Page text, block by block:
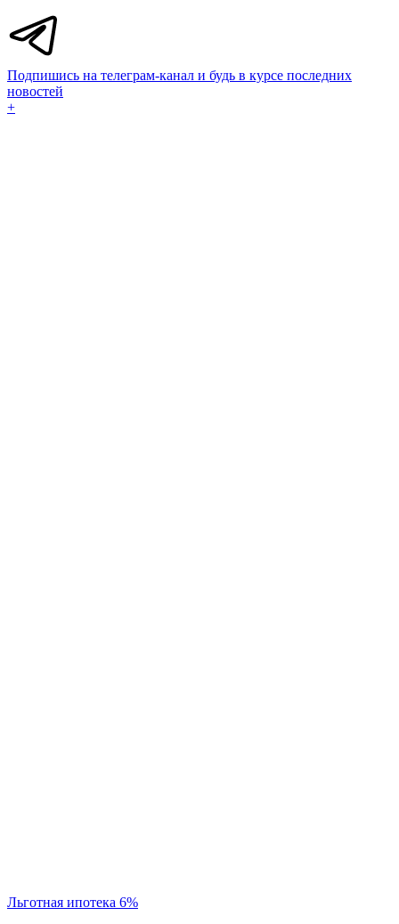
Подпишись на телеграм-канал и будь в курсе последних
новостей
+
Льготная ипотека 6%